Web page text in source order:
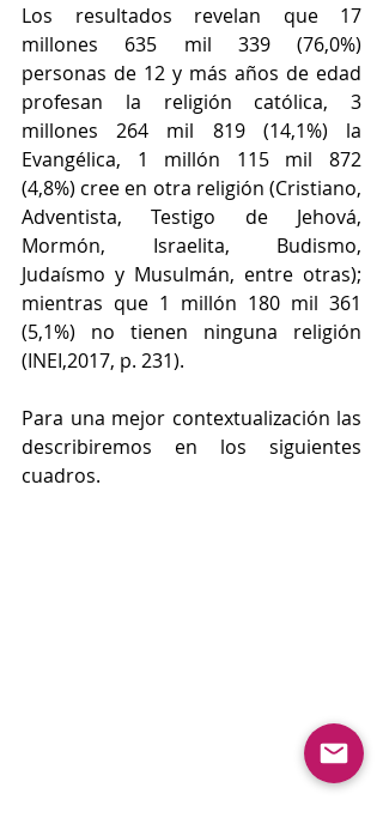
Los resultados revelan que 17
millones 635 mil 339 (76,0%)
personas de 12 y más años de edad
profesan la religión católica, 3
millones 264 mil 819 (14,1%) la
Evangélica, 1 millón 115 mil 872
(4,8%) cree en otra religión (Cristiano,
Adventista, Testigo de Jehová,
Mormón, Israelita, Budismo,
Judaísmo y Musulmán, entre otras);
mientras que 1 millón 180 mil 361
(5,1%) no tienen ninguna religión
(INEI,2017, p. 231).
Para una mejor contextualización las
describiremos en los siguientes
cuadros.